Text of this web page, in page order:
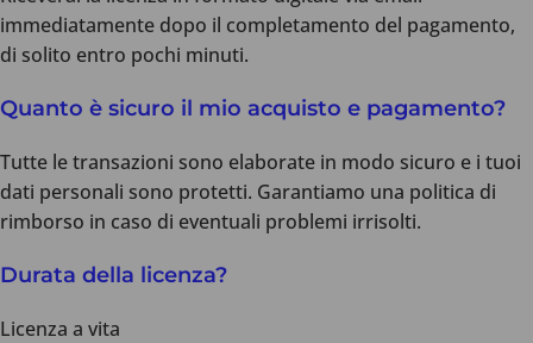
immediatamente dopo il completamento del pagamento,
di solito entro pochi minuti.
Quanto è sicuro il mio acquisto e pagamento?
Tutte le transazioni sono elaborate in modo sicuro e i tuoi
dati personali sono protetti. Garantiamo una politica di
rimborso in caso di eventuali problemi irrisolti.
Durata della licenza?
Licenza a vita